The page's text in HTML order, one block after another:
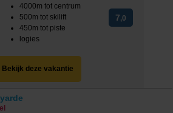
4000m tot centrum
500m tot skilift
450m tot piste
logies
7,0
Bekijk deze vakantie